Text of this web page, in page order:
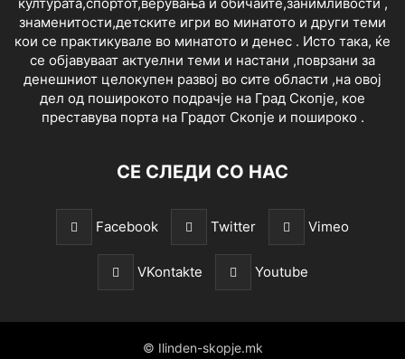
културата,спортот,верувања и обичаите,занимливости ,
знаменитости,детските игри во минатото и други теми
кои се практикувале во минатото и денес . Исто така, ќе
се објавуваат актуелни теми и настани ,поврзани за
денешниот целокупен развој во сите области ,на овој
дел од поширокото подрачје на Град Скопје, кое
преставува порта на Градот Скопје и пошироко .
СЕ СЛЕДИ СО НАС
Facebook Twitter Vimeo
VKontakte Youtube
© Ilinden-skopje.mk